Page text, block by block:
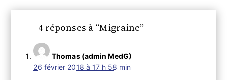
4 réponses à “Migraine”
Thomas (admin MedG)
26 février 2018 à 17 h 58 min